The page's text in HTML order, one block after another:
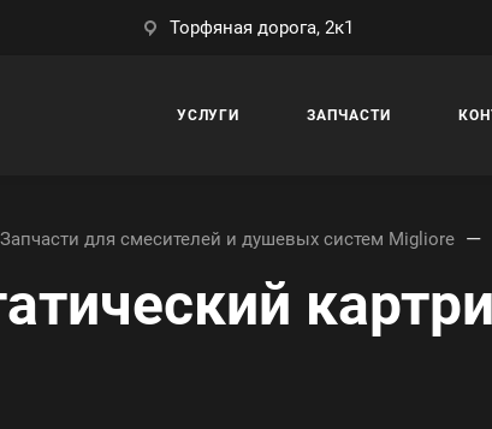
Торфяная дорога, 2к1
УСЛУГИ ЗАПЧАСТИ
Запчасти для смесителей и душевых систем Migliore —